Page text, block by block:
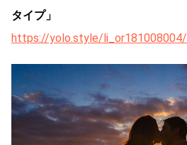
タイプ」
https://yolo.style/li_or181008004/